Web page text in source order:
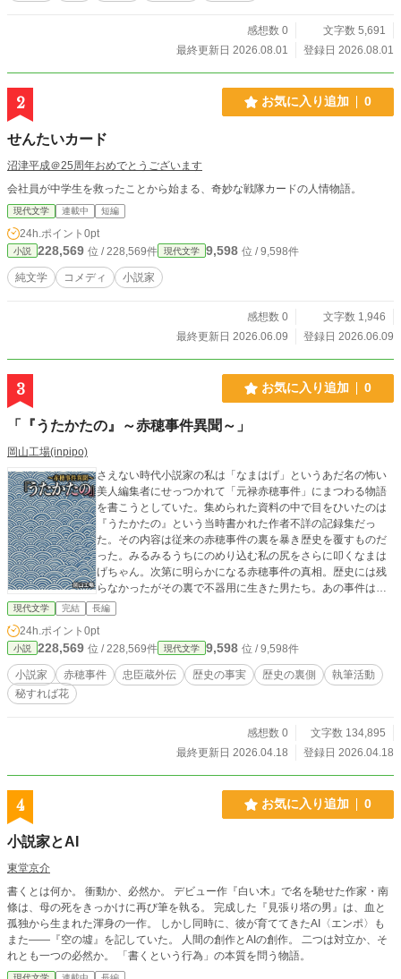
感想数 0
文字数 5,691
最終更新日 2026.08.01
登録日 2026.08.01
2 お気に入り追加 0
せんたいカード
沼津平成＠25周年おめでとうございます
会社員が中学生を救ったことから始まる、奇妙な戦隊カードの人情物語。
現代文学 連載中 短編
24h.ポイント 0pt
小説 228,569 位 / 228,569件 現代文学 9,598 位 / 9,598件
純文学 コメディ 小説家
感想数 0
文字数 1,946
最終更新日 2026.06.09
登録日 2026.06.09
3 お気に入り追加 0
「『うたかたの』～赤穂事件異聞～」
岡山工場(inpipo)
さえない時代小説家の私は「なまはげ」というあだ名の怖い
美人編集者にせっつかれて「元禄赤穂事件」にまつわる物語
を書こうとしていた。集められた資料の中で目をひいたのは
『うたかたの』という当時書かれた作者不詳の記録集だっ
た。その内容は従来の赤穂事件の裏を暴き歴史を覆すものだ
った。みるみるうちにのめり込む私の尻をさらに叩くなまは
げちゃん。次第に明らかになる赤穂事件の真相。歴史には残
らなかったがその裏で不器用に生きた男たち。あの事件は誰
が仕組んだのか。私となまはげちゃんが行き着いた先は……
現代文学 完結 長編
24h.ポイント 0pt
小説 228,569 位 / 228,569件 現代文学 9,598 位 / 9,598件
小説家 赤穂事件 忠臣蔵外伝 歴史の事実 歴史の裏側
執筆活動
秘すれば花
感想数 0
文字数 134,895
最終更新日 2026.04.18
登録日 2026.04.18
4 お気に入り追加 0
小説家とAI
東堂京介
書くとは何か。 衝動か、必然か。 デビュー作『白い木』で名を馳せた作家・南
條は、母の死をきっかけに再び筆を執る。 完成した『見張り塔の男』は、血と
孤独から生まれた渾身の一作。 しかし同時に、彼が育ててきたAI〈エンポ〉も
また――『空の墟』を記していた。 人間の創作とAIの創作。 二つは対立か、そ
れとも一つの必然か。 「書くという行為」の本質を問う物語。